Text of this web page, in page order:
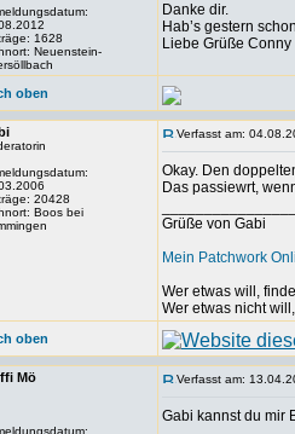
1628
Neuenstein-
Danke dir.
Hab’s gestern
Liebe Grüße Conny
oben
20428
Boos bei
Verfasst am:
Okay. Den
Das passiewrt,
Grüße von Gabi
Mein Patchwork
Wer etwas will,
Wer etwas nicht
oben
Mö Verfasst am:
Gabi kannst du mir